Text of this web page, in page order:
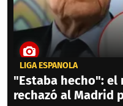
LIGA ESPAÑOLA
"Estaba hecho": el
rechazó al Madrid